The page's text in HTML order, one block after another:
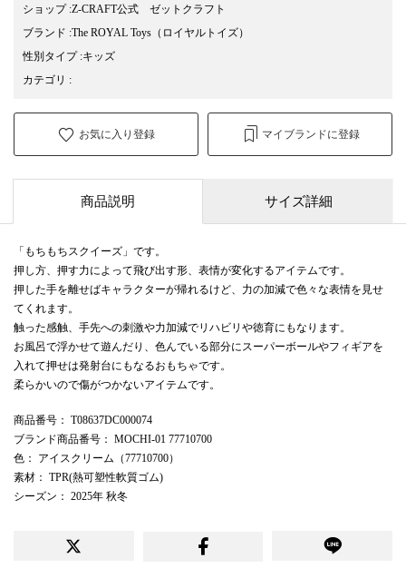
ショップ:Z-CRAFT公式 ゼットクラフト
ブランド :The ROYAL Toys （ロイヤルトイズ）
性別タイプ:キッズ
カテゴリ :
お気に入り登録 マイブランドに登録
商品説明 サイズ詳細
「もちもちスクイーズ」です。
押し方、押す力によって飛び出す形、表情が変化するアイテムです。
押した手を離せばキャラクターが帰れるけど、力の加減で色々な表情を見せ
てくれます。
触った感触、手先への刺激や力加減でリハビリや徳育にもなります。
お風呂で浮かせて遊んだり、色んでいる部分にスーパーボールやフィギアを
入れて押せは発射台にもなるおもちゃです。
柔らかいので傷がつかないアイテムです。
商品番号 ： T08637DC000074
ブランド商品番号 ： MOCHI-01 77710700
色 ： アイスクリーム（77710700）
素材 ： TPR(熱可塑性軟質ゴム)
シーズン ： 2025年 秋冬